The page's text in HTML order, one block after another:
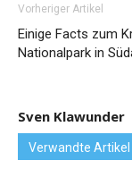
Vorheriger Artikel
Einige Facts zum
Nationalpark in
Sven Klawunder
Verwandte Artikel